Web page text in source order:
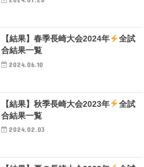
【結果】春季長崎大会2024年
全試
合結果一覧
2024.06.10
【結果】秋季長崎大会2023年
全試
合結果一覧
2024.02.03